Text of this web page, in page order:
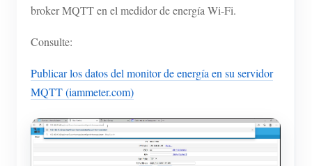
broker MQTT en el medidor de energía Wi-Fi.
Consulte:
Publicar los datos del monitor de energía en su servidor
MQTT (iammeter.com)